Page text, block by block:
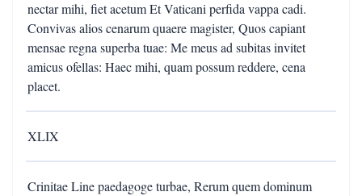
nectar mihi, fiet acetum Et Vaticani perfida vappa cadi.
Convivas alios cenarum quaere magister, Quos capiant
mensae regna superba tuae: Me meus ad subitas invitet
amicus ofellas: Haec mihi, quam possum reddere, cena
placet.
XLIX
Crinitae Line paedagoge turbae, Rerum quem dominum